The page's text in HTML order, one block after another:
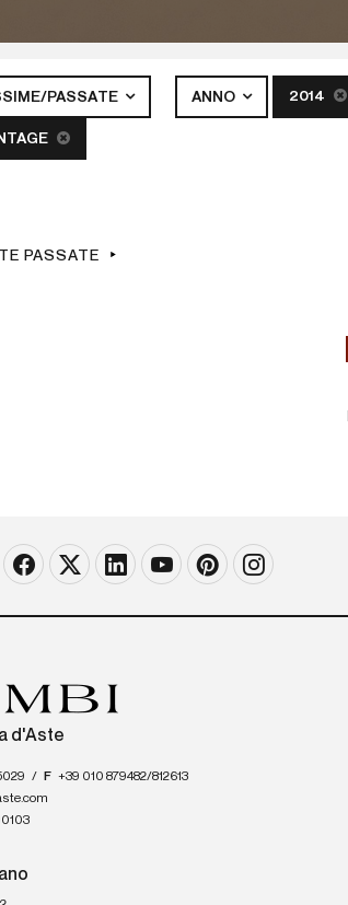
PASSATE ANNO 2014
PASSATE
d'Aste
/ F +39 010 879482/812613